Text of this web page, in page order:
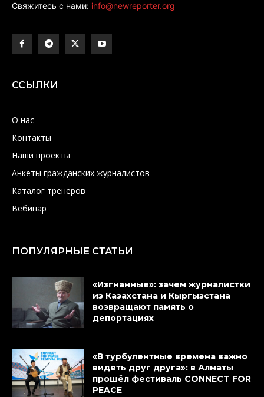
Свяжитесь с нами: info@newreporter.org
ССЫЛКИ
О нас
Контакты
Наши проекты
Анкеты гражданских журналистов
Каталог тренеров
Вебинар
ПОПУЛЯРНЫЕ СТАТЬИ
«Изгнанные»: зачем журналистки
из Казахстана и Кыргызстана
возвращают память о
депортациях
«В турбулентные времена важно
видеть друг друга»: в Алматы
прошёл фестиваль CONNECT FOR
PEACE